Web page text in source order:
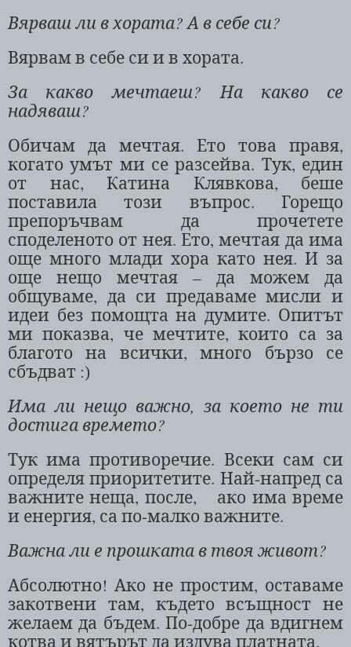
Вярваш ли в хората? А в себе си?
Вярвам в себе си и в хората.
За какво мечтаеш? На какво се
надяваш?
Обичам да мечтая. Ето това правя,
когато умът ми се разсейва. Тук, един
от нас, Катина Клявкова, беше
поставила този въпрос. Горещо
препоръчвам да прочетете
споделеното от нея. Ето, мечтая да има
още много млади хора като нея. И за
още нещо мечтая – да можем да
общуваме, да си предаваме мисли и
идеи без помощта на думите. Опитът
ми показва, че мечтите, които са за
благото на всички, много бързо се
сбъдват :)
Има ли нещо важно, за което не ти
достига времето?
Тук има противоречие. Всеки сам си
определя приоритетите. Най-напред са
важните неща, после,
ако има време
и енергия, са по-малко важните.
Важна ли е прошката в твоя живот?
Абсолютно! Ако не простим, оставаме
закотвени там, където всъщност не
желаем да бъдем. По-добре да вдигнем
котва и вятърът да издува платната.